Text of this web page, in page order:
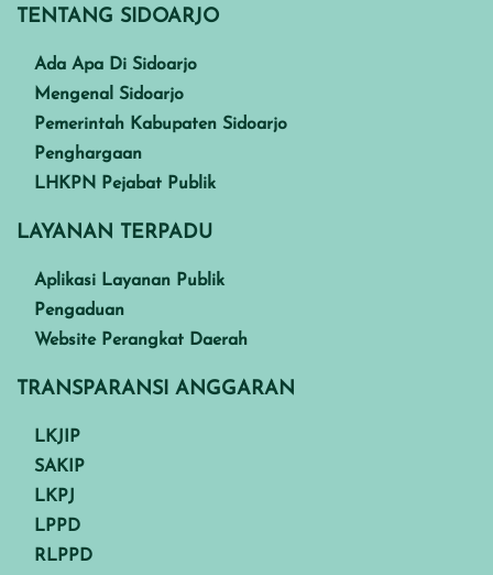
TENTANG SIDOARJO
Ada Apa Di Sidoarjo
Mengenal Sidoarjo
Pemerintah Kabupaten Sidoarjo
Penghargaan
LHKPN Pejabat Publik
LAYANAN TERPADU
Aplikasi Layanan Publik
Pengaduan
Website Perangkat Daerah
TRANSPARANSI ANGGARAN
LKJIP
SAKIP
LKPJ
LPPD
RLPPD